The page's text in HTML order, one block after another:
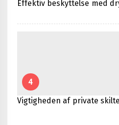
Effektiv beskyttelse med
4
Vigtigheden af private